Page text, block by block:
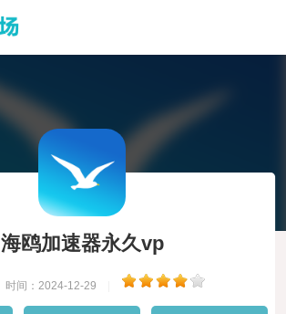
海鸥加速器永久vp
时间：2024-12-29